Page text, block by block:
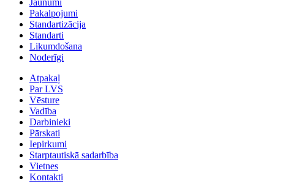
Jaunumi
Pakalpojumi
Standartizācija
Standarti
Likumdošana
Noderīgi
Atpakaļ
Par LVS
Vēsture
Vadība
Darbinieki
Pārskati
Iepirkumi
Starptautiskā sadarbība
Vietnes
Kontakti